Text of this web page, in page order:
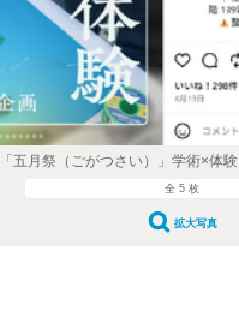
五月祭（ごがつさい）」学術×体験
全 5 枚
拡大写真